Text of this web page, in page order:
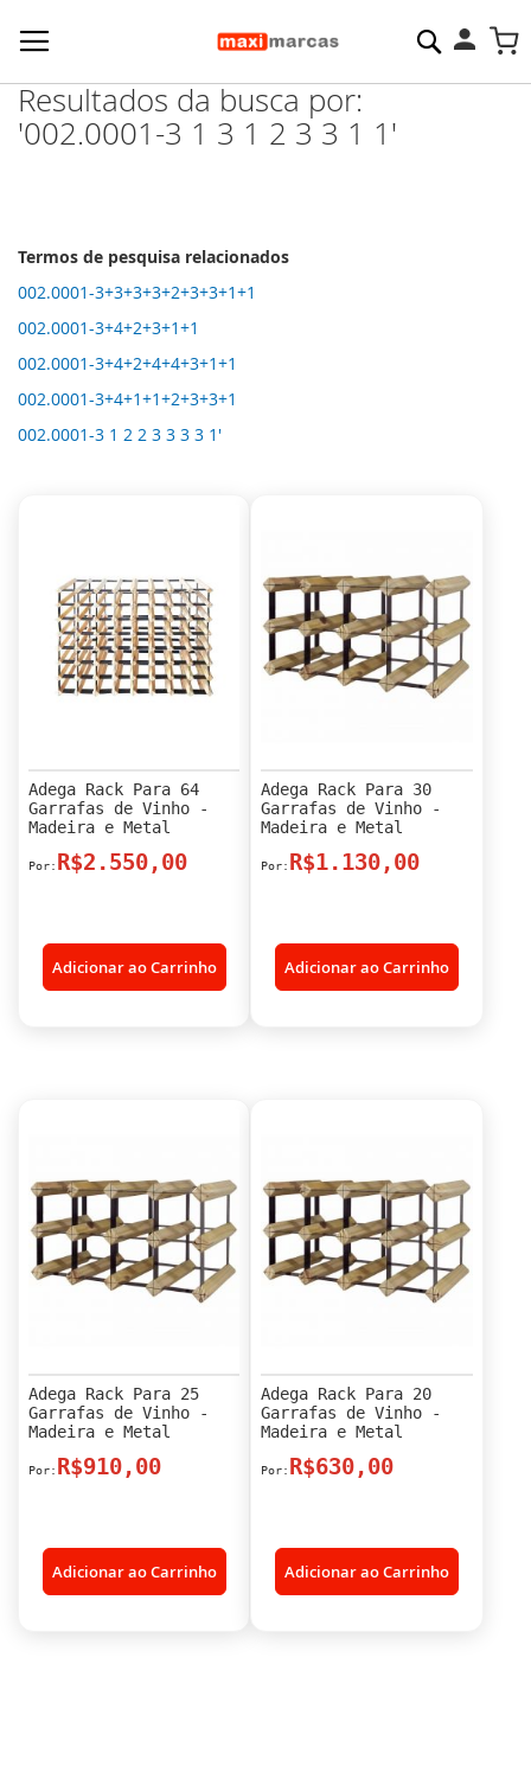
Pesquisa
Resultados da busca por:
'002.0001-3 1 3 1 2 3 3 1 1'
Termos de pesquisa relacionados
002.0001-3+3+3+3+2+3+3+1+1
002.0001-3+4+2+3+1+1
002.0001-3+4+2+4+4+3+1+1
002.0001-3+4+1+1+2+3+3+1
002.0001-3 1 2 2 3 3 3 3 1'
Adega Rack Para 64
Garrafas de Vinho -
Madeira e Metal
R$2.550,00
Adicionar ao Carrinho
Adega Rack Para 30
Garrafas de Vinho -
Madeira e Metal
R$1.130,00
Adicionar ao Carrinho
Adega Rack Para 25
Garrafas de Vinho -
Madeira e Metal
R$910,00
Adicionar ao Carrinho
Adega Rack Para 20
Garrafas de Vinho -
Madeira e Metal
R$630,00
Adicionar ao Carrinho